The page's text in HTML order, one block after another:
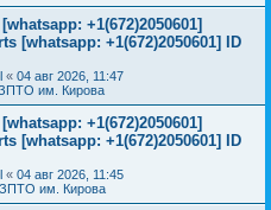
+1(672)2050601]
[whatsapp: +1(672)2050601] ID
« 04 авг 2026, 11:47
им. Кирова
+1(672)2050601]
[whatsapp: +1(672)2050601] ID
« 04 авг 2026, 11:45
им. Кирова